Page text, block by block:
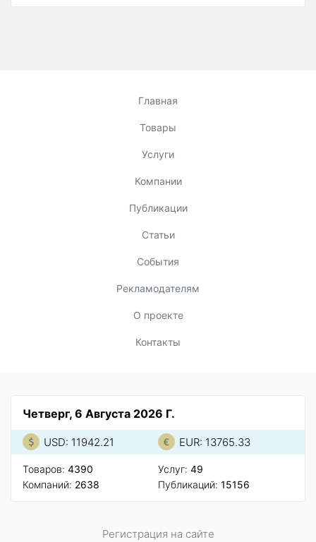
Главная
Товары
Услуги
Компании
Публикации
Статьи
События
Рекламодателям
О проекте
Контакты
Четверг, 6 Августа 2026 Г.
USD: 11942.21 EUR: 13765.33
Товаров: 4390
Компаний: 2638
Услуг: 49
Публикаций: 15156
Регистрация на сайте